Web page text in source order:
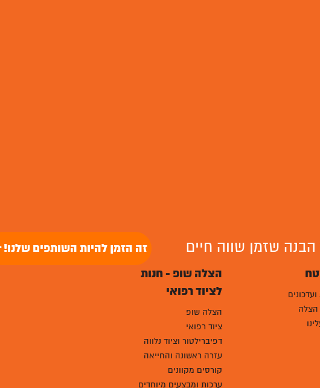
הבנה שזמן שווה חיים
זה הזמן להיות השותפים שלנו!
הצלה
הצלה שופ - חנות
לציוד רפואי
הצלה שופ
ציוד רפואי
דפיברילטור וציוד נלווה
עזרה ראשונה והחייאה
קורסים מקוונים
ערכות ומבצעים מיוחדים